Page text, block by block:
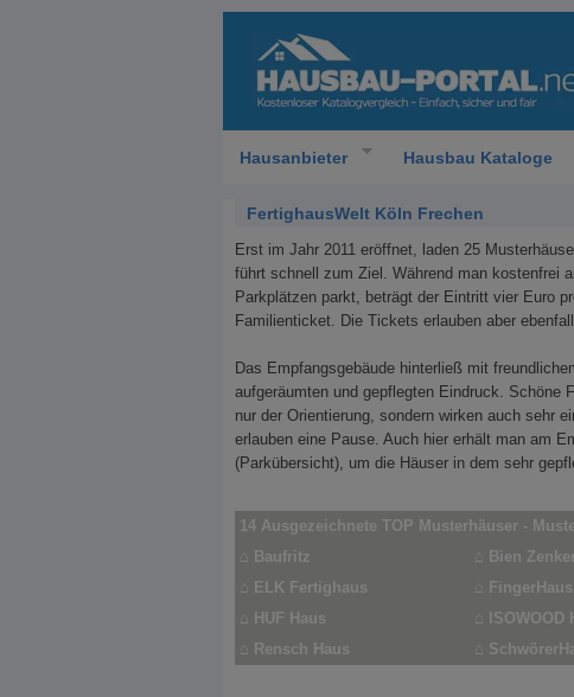
Hausanbieter Hausbau Kataloge
FertighausWelt Köln Frechen
Erst im Jahr 2011 eröffnet, laden 25
führt schnell zum Ziel. Während man kostenfrei
Parkplätzen parkt, beträgt der Eintritt vier Euro
Familienticket. Die Tickets erlauben aber
Das Empfangsgebäude hinterließ mit
aufgeräumten und gepflegten Eindruck. Schöne
nur der Orientierung, sondern wirken auch sehr
erlauben eine Pause. Auch hier erhält man am
(Parkübersicht), um die Häuser in dem sehr
14 Ausgezeichnete TOP Musterhäuser -
⌂ Baufritz ⌂ Bien
⌂ ELK Fertighaus ⌂ FingerHaus
⌂ HUF Haus ⌂ ISOWOOD
⌂ Rensch Haus ⌂